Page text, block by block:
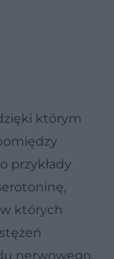
którym
przykłady
których
nerwowego,